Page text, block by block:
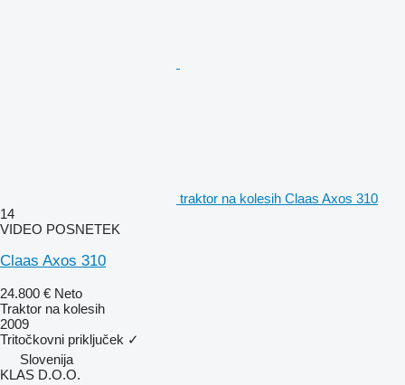
traktor na kolesih Claas Axos 310
14
VIDEO POSNETEK
Claas Axos 310
24.800 € Neto
Traktor na kolesih
2009
Tritočkovni priključek ✓
Slovenija
KLAS D.O.O.